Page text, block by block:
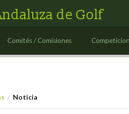
de Golf
Comités / Comisiones
/ Noticia